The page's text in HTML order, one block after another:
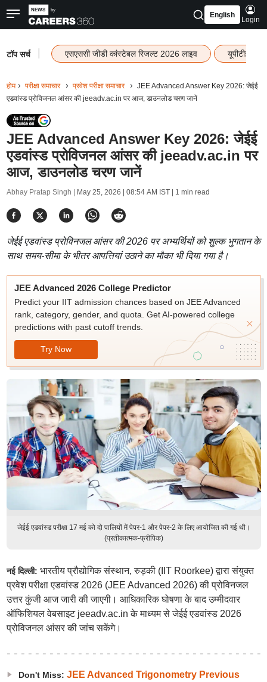
English
Login
टॉप सर्च एसएससी जीडी कांस्टेबल रिजल्ट 2026 लाइव यूपीटीईटी
होम परीक्षा समाचार प्रवेश परीक्षा समाचार
JEE Advanced Answer Key 2026: जेईई
एडवांस्ड प्रोविजनल आंसर की jeeadv.ac.in पर आज, डाउनलोड चरण जानें
JEE Advanced Answer Key 2026: जेईई
एडवांस्ड प्रोविजनल आंसर की jeeadv.ac.in पर
आज, डाउनलोड चरण जानें
Abhay Pratap Singh | May 25, 2026 | 08:54 AM IST| 1 min read
जेईई एडवांस्ड प्रोविनजल आंसर की 2026 पर अभ्यर्थियों को शुल्क भुगतान के
साथ समय-सीमा के भीतर आपत्तियां उठाने का मौका भी दिया गया है।
JEE Advanced 2026 College Predictor
Predict your IIT admission chances based on JEE Advanced
rank, category, gender, and quota. Get AI-powered college
predictions with past cutoff trends.
Try Now
जेईई एडवांस्ड परीक्षा 17 मई को दो पालियों में पेपर-1 और पेपर-2 के लिए आयोजित की गई थी।
(प्रतीकात्मक-फ्रीपिक)
नई दिल्ली: भारतीय प्रौद्योगिक संस्थान, रुड़की (IIT Roorkee) द्वारा संयुक्त
प्रवेश परीक्षा एडवांस्ड 2026 (JEE Advanced 2026) की प्रोविनजल
उत्तर कुंजी आज जारी की जाएगी। आधिकारिक घोषणा के बाद उम्मीदवार
ऑफिशियल वेबसाइट jeeadv.ac.in के माध्यम से जेईई एडवांस्ड 2026
प्रोविजनल आंसर की जांच सकेंगे।
Don't Miss: JEE Advanced Trigonometry Previous